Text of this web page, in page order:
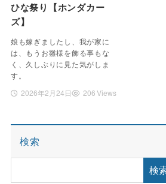
ひな祭り【ホンダカー
ズ】
娘も嫁ぎましたし、我が家に
は、もうお雛様を飾る事もな
く、久しぶりに見た気がしま
す。
2026年2月24日
206 Views
検索
検